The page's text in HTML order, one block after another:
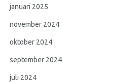
januari 2025
november 2024
oktober 2024
september 2024
juli 2024